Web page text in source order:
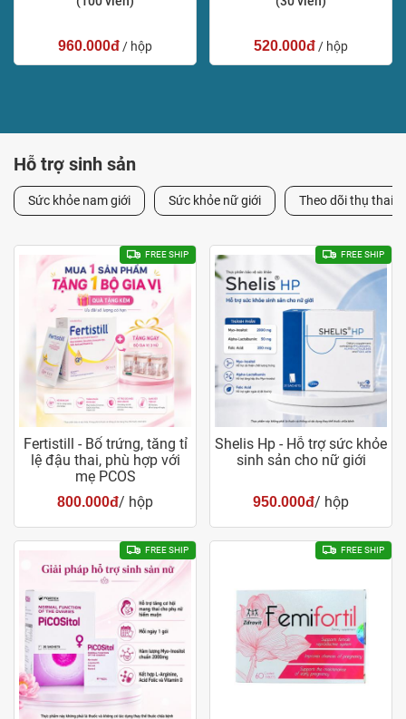
960.000đ / hộp 520.000đ / hộp
Hỗ trợ sinh sản
Sức khỏe nam giới Sức khỏe nữ giới Theo dõi thụ thai
FREE SHIP
Fertistill - Bổ trứng, tăng tỉ
lệ đậu thai, phù hợp với
mẹ PCOS
800.000đ/ hộp
FREE SHIP
Shelis Hp - Hỗ trợ sức khỏe
sinh sản cho nữ giới
950.000đ/ hộp
FREE SHIP FREE SHIP